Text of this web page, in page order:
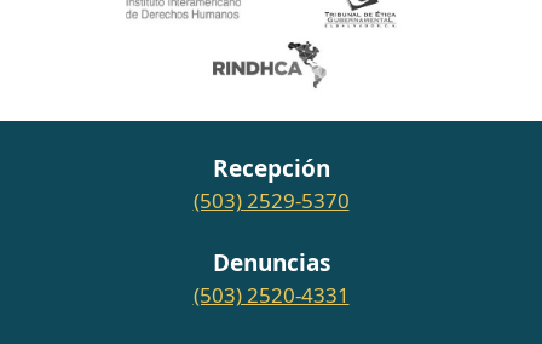
Recepción
(503) 2529-5370
Denuncias
(503) 2520-4331